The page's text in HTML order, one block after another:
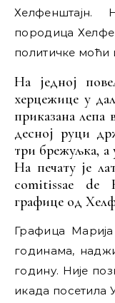
Хелфенштајн.
породица
политичке моћи
На једној
херцежице у
приказана лепа
десној руци
три брежуљка, а
На печату је
comitissae de
графице од
Графица
годинама,
годину. Није
икада посетила